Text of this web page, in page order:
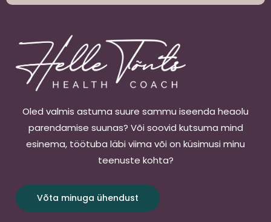
Oled valmis astuma suure sammu iseenda heaolu
parendamise suunas? Või soovid kutsuma mind
esinema, töötuba läbi viima või on küsimusi minu
teenuste kohta?
Võta minuga ühendust